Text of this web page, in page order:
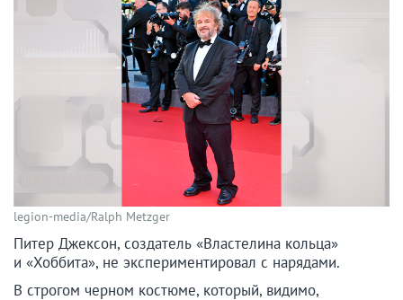
legion-media/Ralph Metzger
Питер Джексон, создатель «Властелина кольца»
и «Хоббита», не экспериментировал с нарядами.
В строгом черном костюме, который, видимо,